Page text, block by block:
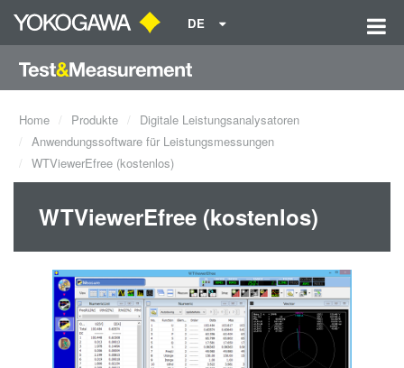
DE
Home Produkte
Digitale Leistungsanalysatoren
Anwendungssoftware für Leistungsmessungen
WTViewerEfree (kostenlos)
WTViewerEfree (kostenlos)